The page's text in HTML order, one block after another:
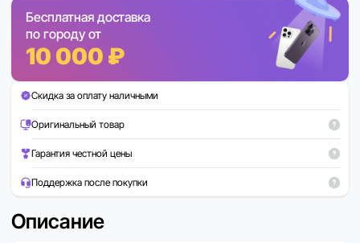
Бесплатная доставка
по городу от
10 000 ₽
Скидка за оплату наличными
Оригинальный товар
Гарантия честной цены
Поддержка после покупки
Описание